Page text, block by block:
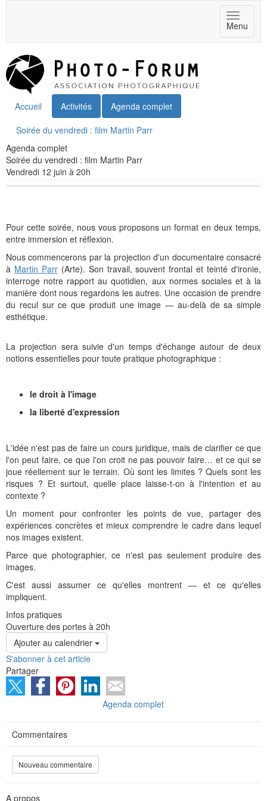
Toggle
Menu
Accueil Activités
Agenda complet
Soirée du vendredi : film Martin Parr
Agenda complet
Soirée du vendredi : film Martin Parr
Vendredi 12 juin à 20h
Pour cette soirée, nous vous proposons un format en deux temps,
entre immersion et réflexion.
Nous commencerons par la projection d'un documentaire consacré
à Martin Parr(Arte). Son travail, souvent frontal et teinté d'ironie,
interroge notre rapport au quotidien, aux normes sociales et à la
manière dont nous regardons les autres. Une occasion de prendre
du recul sur ce que produit une image — au-delà de sa simple
esthétique.
La projection sera suivie d'un temps d'échange autour de deux
notions essentielles pour toute pratique photographique :
le droit à l'image
la liberté d'expression
L'idée n'est pas de faire un cours juridique, mais de clarifier ce que
l'on peut faire, ce que l'on croit ne pas pouvoir faire… et ce qui se
joue réellement sur le terrain. Où sont les limites ? Quels sont les
risques ? Et surtout, quelle place laisse-t-on à l'intention et au
contexte ?
Un moment pour confronter les points de vue, partager des
expériences concrètes et mieux comprendre le cadre dans lequel
nos images existent.
Parce que photographier, ce n'est pas seulement produire des
images.
C'est aussi assumer ce qu'elles montrent — et ce qu'elles
impliquent.
Infos pratiques
Ouverture des portes à 20h
Ajouter au calendrier
S'abonner à cet article
Partager
Agenda complet
Commentaires
Nouveau commentaire
A propos